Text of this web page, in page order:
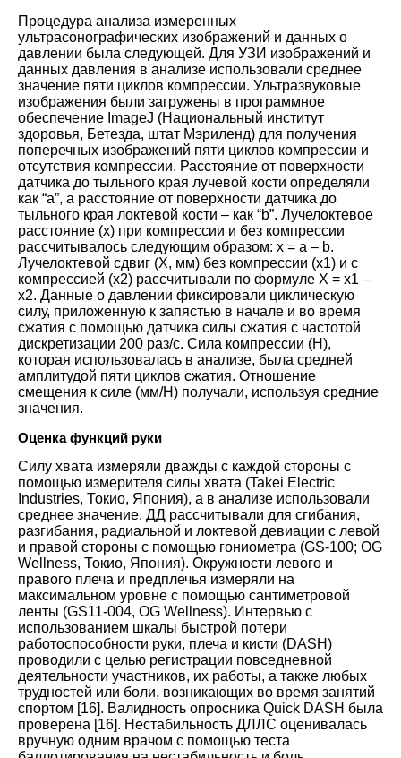
Процедура анализа измеренных
ультрасонографических изображений и данных о
давлении была следующей. Для УЗИ изображений и
данных давления в анализе использовали среднее
значение пяти циклов компрессии. Ультразвуковые
изображения были загружены в программное
обеспечение ImageJ (Национальный институт
здоровья, Бетезда, штат Мэриленд) для получения
поперечных изображений пяти циклов компрессии и
отсутствия компрессии. Расстояние от поверхности
датчика до тыльного края лучевой кости определяли
как “a”, а расстояние от поверхности датчика до
тыльного края локтевой кости – как “b”. Лучелоктевое
расстояние (x) при компрессии и без компрессии
рассчитывалось следующим образом: x = a – b.
Лучелоктевой сдвиг (X, мм) без компрессии (x1) и с
компрессией (x2) рассчитывали по формуле X = x1 –
x2. Данные о давлении фиксировали циклическую
силу, приложенную к запястью в начале и во время
сжатия с помощью датчика силы сжатия с частотой
дискретизации 200 раз/с. Сила компрессии (Н),
которая использовалась в анализе, была средней
амплитудой пяти циклов сжатия. Отношение
смещения к силе (мм/Н) получали, используя средние
значения.
Оценка функций руки
Силу хвата измеряли дважды с каждой стороны с
помощью измерителя силы хвата (Takei Electric
Industries, Токио, Япония), а в анализе использовали
среднее значение. ДД рассчитывали для сгибания,
разгибания, радиальной и локтевой девиации с левой
и правой стороны с помощью гониометра (GS-100; OG
Wellness, Токио, Япония). Окружности левого и
правого плеча и предплечья измеряли на
максимальном уровне с помощью сантиметровой
ленты (GS11-004, OG Wellness). Интервью с
использованием шкалы быстрой потери
работоспособности руки, плеча и кисти (DASH)
проводили с целью регистрации повседневной
деятельности участников, их работы, а также любых
трудностей или боли, возникающих во время занятий
спортом [16]. Валидность опросника Quick DASH была
проверена [16]. Нестабильность ДЛЛС оценивалась
вручную одним врачом с помощью теста